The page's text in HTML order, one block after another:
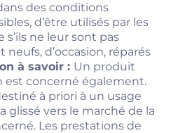
des conditions
d’être utilisés par les
ne leur sont pas
neufs, d’occasion, réparés
à savoir : Un produit
concerné également.
à priori à un usage
glissé vers le marché de la
Les prestations de